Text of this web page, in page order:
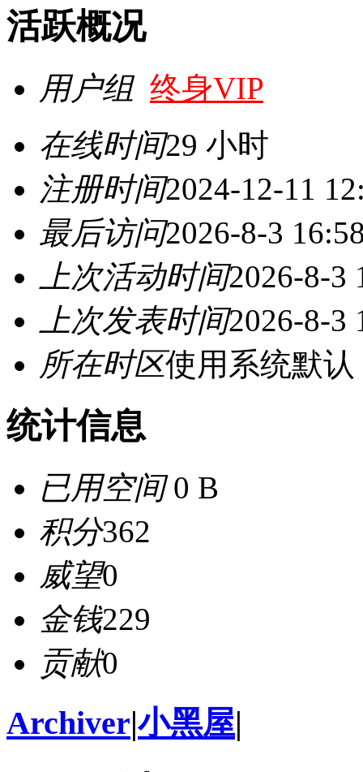
活跃概况
用户组 终身VIP
在线时间29 小时
注册时间2024-12-11
最后访问2026-8-3
上次活动时间2026-8-3
上次发表时间2026-8-3
所在时区使用系统默认
统计信息
已用空间0 B
积分362
威望0
金钱229
贡献0
Archiver|小黑屋|